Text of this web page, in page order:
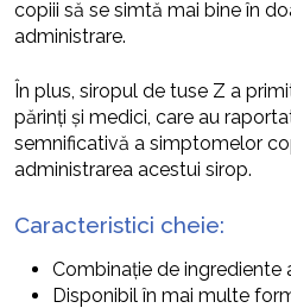
copiii să se simtă mai bine în
administrare.
În plus, siropul de tuse Z a
părinți și medici, care au
semnificativă a simptomelor
administrarea acestui sirop.
Caracteristici cheie:
Combinație de ingrediente
Disponibil în mai multe